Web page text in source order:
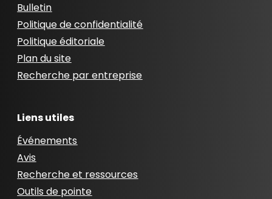
Bulletin
Politique de confidentialité
Politique éditoriale
Plan du site
Recherche par entreprise
Liens utiles
Événements
Avis
Recherche et ressources
Outils de pointe